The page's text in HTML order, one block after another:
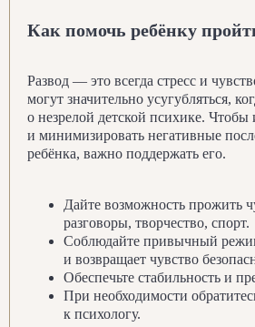
Как помочь ребёнку
Развод — это всегда стресс и
могут значительно усугубляться,
о незрелой детской психике. Чтобы
и минимизировать негативные
ребёнка, важно поддержать его.
Дайте возможность прожить
разговоры, творчество, спорт.
Соблюдайте привычный
и возвращает чувство
Обеспечьте стабильность и
При необходимости
к психологу.